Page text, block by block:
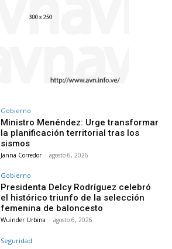
Gobierno
Ministro Menéndez: Urge transformar
la planificación territorial tras los
sismos
Janna Corredor - agosto 6, 2026
Gobierno
Presidenta Delcy Rodríguez celebró
el histórico triunfo de la selección
femenina de baloncesto
Wuinder Urbina - agosto 6, 2026
Seguridad